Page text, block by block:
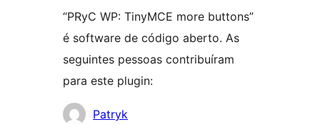
“PRyC WP: TinyMCE more buttons”
é software de código aberto. As
seguintes pessoas contribuíram
para este plugin:
Contribuidores
Patryk